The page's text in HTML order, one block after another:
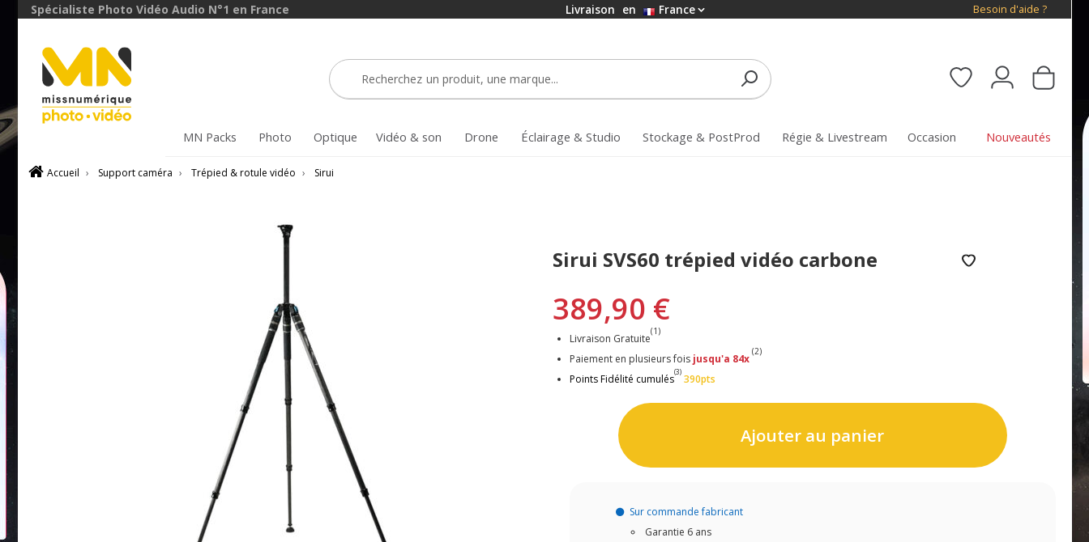
Spécialiste Photo Vidéo Audio N°1 en France Livraison en France Besoin d'aide ?
MN Packs Photo Optique Vidéo & son Drone Éclairage & Studio Stockage & PostProd Régie & Livestream Occasion Nouveautés
Accueil › Support caméra › Trépied & rotule vidéo › Sirui
Sirui SVS60 trépied vidéo carbone
389,90 €
Livraison Gratuite
(1)
Paiement en plusieurs fois jusqu'a 84x
(2)
Points Fidélité cumulés
(3)
390pts
Ajouter au panier
Sur commande fabricant
Garantie 6 ans